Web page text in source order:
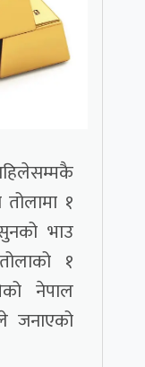
१
भाउ
१
नेपाल
जनाएको